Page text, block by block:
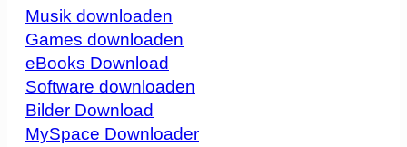
Musik downloaden
Games downloaden
eBooks Download
Software downloaden
Bilder Download
MySpace Downloader